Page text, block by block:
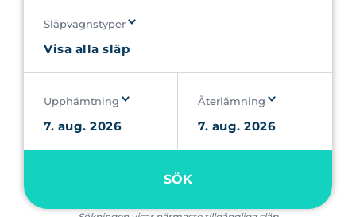
Släpvagnstyper
Upphämtning Återlämning
SÖK